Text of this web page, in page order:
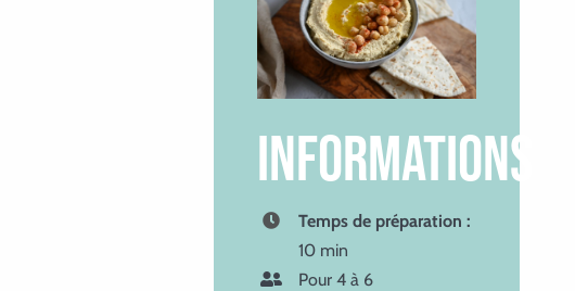
INFORMATIONS
Temps de préparation :
10 min
Pour 4 à 6